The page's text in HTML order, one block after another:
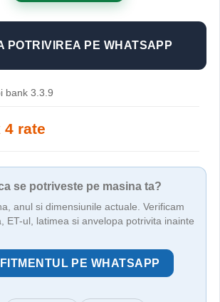
POTRIVIREA PE WHATSAPP
4 rate
se potriveste pe masina ta?
anul si dimensiunile actuale. Verificam
ET-ul, latimea si anvelopa potrivita inainte
PE WHATSAPP